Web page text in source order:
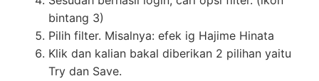
bintang 3)
Pilih filter. Misalnya: efek ig Hajime Hinata
Klik dan kalian bakal diberikan 2 pilihan yaitu
Try dan Save.